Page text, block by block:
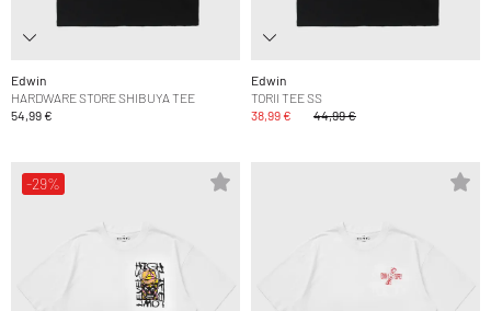
Edwin
HARDWARE STORE SHIBUYA TEE
54,99 €
Edwin
TORII TEE SS
38,99 €
44,99 €
-29%